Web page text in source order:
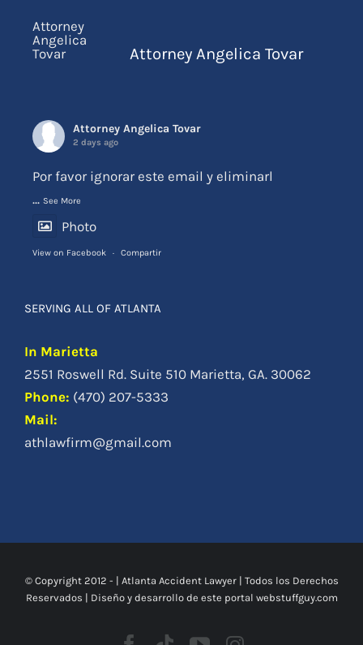
Attorney Angelica Tovar
Attorney Angelica Tovar
2 days ago
Por favor ignorar este email y eliminarl
... See More
Photo
View on Facebook · Compartir
SERVING ALL OF ATLANTA
In Marietta
2551 Roswell Rd. Suite 510 Marietta, GA. 30062
Phone: (470) 207-5333
Mail:
athlawfirm@gmail.com
© Copyright 2012 - | Atlanta Accident Lawyer| Todos los Derechos
Reservados | Diseño y desarrollo de este portal webstuffguy.com